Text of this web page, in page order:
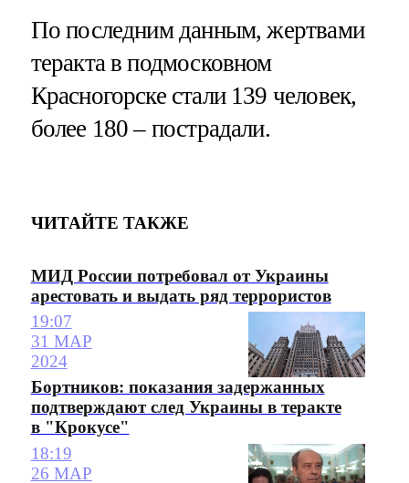
По последним данным, жертвами
теракта в подмосковном
Красногорске стали 139 человек,
более 180 – пострадали.
ЧИТАЙТЕ ТАКЖЕ
МИД России потребовал от Украины
арестовать и выдать ряд террористов
19:07
31 МАР
2024
Бортников: показания задержанных
подтверждают след Украины в теракте
в "Крокусе"
18:19
26 МАР